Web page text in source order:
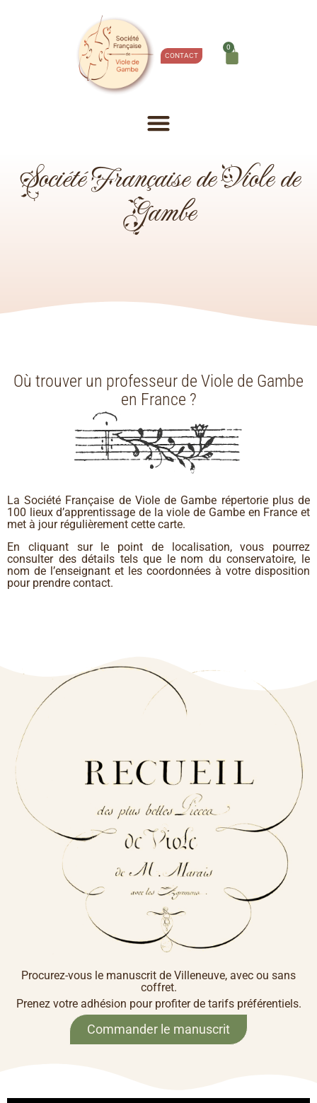
CONTACT
0
Société Française de Viole de
Gambe
Où trouver un professeur de Viole de Gambe
en France ?
La Société Française de Viole de Gambe répertorie plus de
100 lieux d’apprentissage de la viole de Gambe en France et
met à jour régulièrement cette carte.
En cliquant sur le point de localisation, vous pourrez
consulter des détails tels que le nom du conservatoire, le
nom de l’enseignant et les coordonnées à votre disposition
pour prendre contact.
Procurez-vous le manuscrit de Villeneuve, avec ou sans
coffret.
Prenez votre adhésion pour profiter de tarifs préférentiels.
Commander le manuscrit